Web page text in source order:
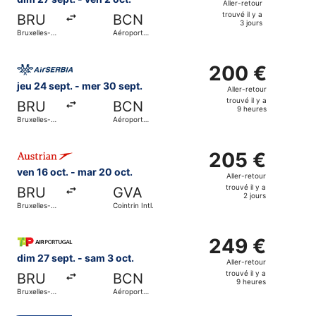
jours
BRU
Bruxelles-
BCN
Aéroport
retour,
trouvé
a
3
jours
Aller-retour
trouvé il y a
3 jours
jeu 24 sept. - mer 30 sept.
BRU
Bruxelles-
BCN
Aéroport
200 €
Aller-
retour,
trouvé
a
9
heures
200 €
Aller-retour
trouvé il y a
9 heures
ven 16 oct. - mar 20 oct.
BRU
Bruxelles-
GVA
Cointrin Intl.
205 €
Aller-
retour,
a
2
jours
205 €
Aller-retour
trouvé il y a
2 jours
dim 27 sept. - sam 3 oct.
BRU
Bruxelles-
BCN
Aéroport
249 €
Aller-
retour,
trouvé
249 €
Aller-retour
trouvé il y a
9 heures